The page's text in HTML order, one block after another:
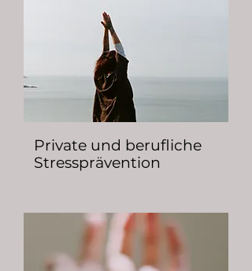
Private und berufliche
Stressprävention